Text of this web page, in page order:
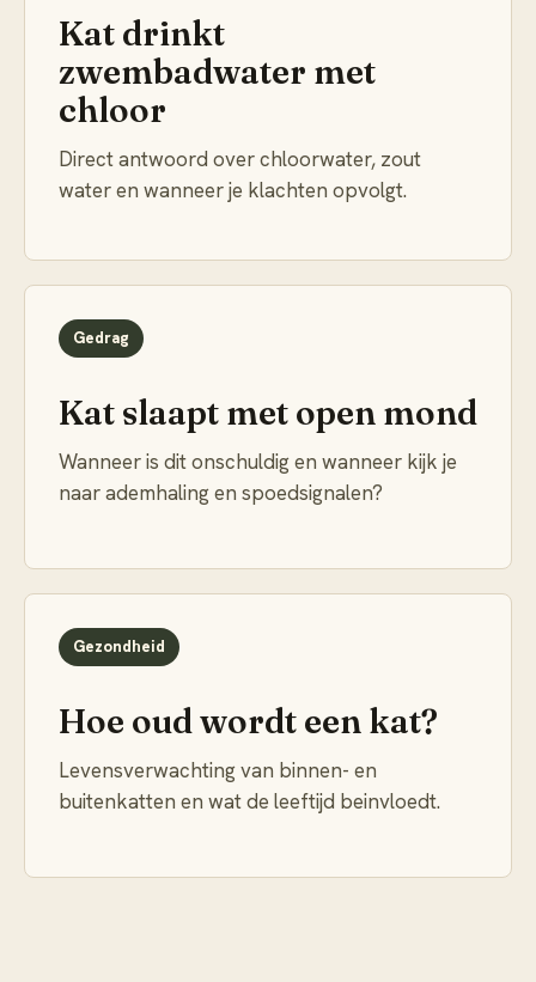
Kat drinkt
zwembadwater met
chloor
Direct antwoord over chloorwater, zout
water en wanneer je klachten opvolgt.
Gedrag
Kat slaapt met open mond
Wanneer is dit onschuldig en wanneer kijk je
naar ademhaling en spoedsignalen?
Gezondheid
Hoe oud wordt een kat?
Levensverwachting van binnen- en
buitenkatten en wat de leeftijd beinvloedt.